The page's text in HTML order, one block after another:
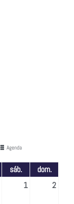
Agenda
sáb.
dom.
1 2